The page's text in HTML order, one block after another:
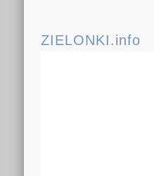
ZIELONKI.info